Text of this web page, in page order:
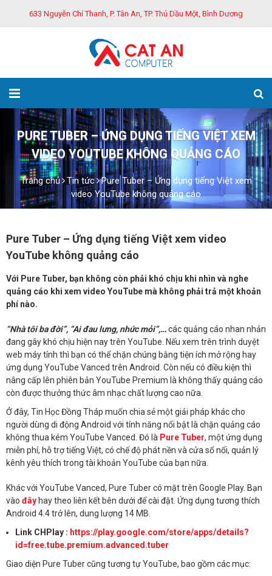
633 Nguyễn Chí Thanh, P. Tân An, TP. Thủ Dầu Một, Bình Dương
PURE TUBER – ỨNG DỤNG TIẾNG VIỆT XEM
VIDEO YOUTUBE KHÔNG QUẢNG CÁO
Trang chủ Tin tức
Pure Tuber – Ứng dụng tiếng Việt xem
video YouTube không quảng cáo
Pure Tuber – Ứng dụng tiếng Việt xem video
YouTube không quảng cáo
Với Pure Tuber, bạn không còn phải khó chịu khi nhìn và nghe
quảng cáo khi xem video YouTube mà không phải trả một khoản
phí nào.
“Nhà tôi ba đời”, “Ai đau lưng, nhức mỏi”,…các quảng cáo nhan nhản
đang gây khó chịu hiện nay trên YouTube. Nếu xem trên trình duyệt
web máy tính thì bạn có thể chặn chúng bằng tiện ích mở rộng hay
ứng dụng YouTube Vanced trên Android. Còn nếu có điều kiện thì
nâng cấp lên phiên bản YouTube Premium là không thấy quảng cáo
còn được thưởng thức âm nhạc chất lượng cao nữa.
Ở đây, Tin Học Đồng Tháp muốn chia sẻ một giải pháp khác cho
người dùng di động Android với tính năng nổi bật là chặn quảng cáo
không thua kém YouTube Vanced. Đó là Pure Tuber, một ứng dụng
miễn phí, hỗ trợ tiếng Việt, có chế độ phát nền và cửa sổ nổi, quản lý
kênh yêu thích trong tài khoản YouTube của bạn nữa.
Khác với YouTube Vanced, Pure Tuber có mặt trên Google Play. Bạn
vào đây hay theo liên kết bên dưới để cài đặt. Ứng dụng tương thích
Android 4.4 trở lên, dung lượng 14 MB.
Link CHPlay : https://play.google.com/store/apps/details?
id=free.tube.premium.advanced.tuber
Giao diện Pure Tuber cũng tương tự YouTube, bao gồm các mục: